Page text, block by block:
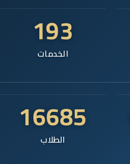
193
الخدمات
16685
الطلاب